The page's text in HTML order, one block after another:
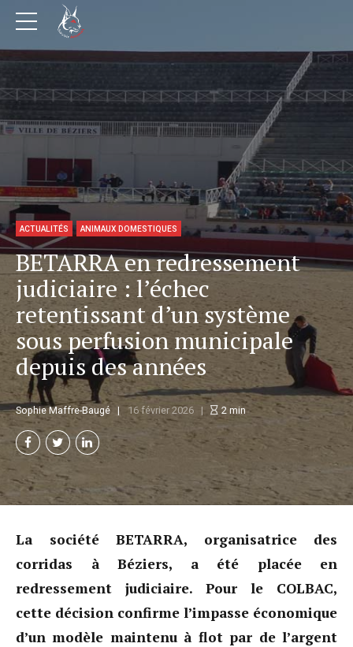
ACTUALITÉS ANIMAUX DOMESTIQUES
BETARRA en redressement
judiciaire : l’échec
retentissant d’un système
sous perfusion municipale
depuis des années
Sophie Maffre-Baugé 16 février 2026 2 min
La société BETARRA, organisatrice des
corridas à Béziers, a été placée en
redressement judiciaire. Pour le COLBAC,
cette décision confirme l’impasse économique
d’un modèle maintenu à flot par de l’argent